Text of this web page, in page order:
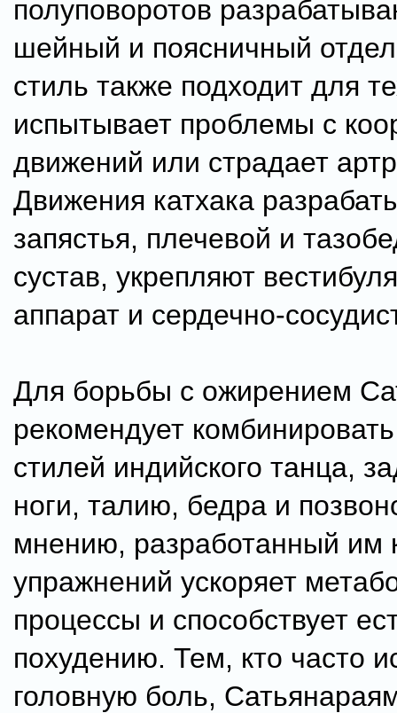
полуповоротов
шейный и поясничный
стиль также подходит для
испытывает проблемы с
движений или страдает
Движения катхака
запястья, плечевой и
сустав, укрепляют
аппарат и сердечно-
Для борьбы с ожирением
рекомендует
стилей индийского танца,
ноги, талию, бедра и
мнению, разработанный им
упражнений ускоряет
процессы и способствует
похудению. Тем, кто часто
головную боль,